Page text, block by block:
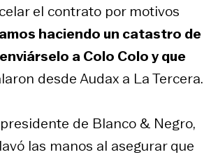
el contrato por motivos
haciendo un catastro de
a Colo Colo y que
desde Audax a La Tercera.
de Blanco & Negro,
las manos al asegurar que